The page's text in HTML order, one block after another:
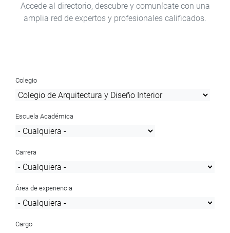
Accede al directorio, descubre y comunícate con una
amplia red de expertos y profesionales calificados.
Colegio
Escuela Académica
Carrera
Área de experiencia
Cargo